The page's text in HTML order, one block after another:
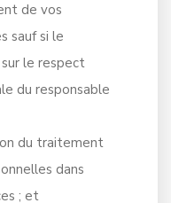
de vos
sauf si le
le respect
du responsable
du traitement
dans
; et